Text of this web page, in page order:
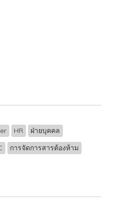
HR
ฝ่ายบุคคล
การจัดการสารต้องห้าม